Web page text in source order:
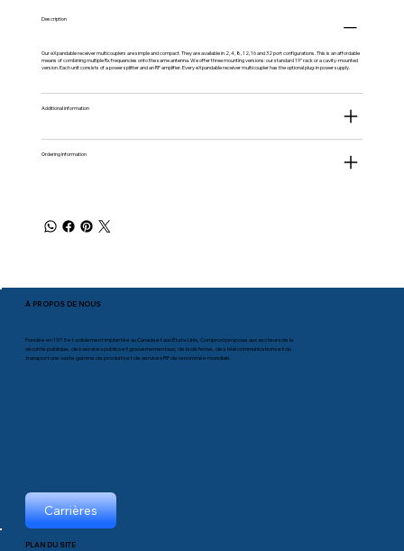
Description
Our eXpandable receiver multicouplers are simple and compact. They are available in 2, 4, 8, 12, 16 and 32 port configurations. This is an affordable
means of combining multiple Rx frequencies onto the same antenna. We offer three mounting versions: our standard 19” rack or a cavity-mounted
version. Each unit consists of a power splitter and an RF amplifier. Every eXpandable receiver multicoupler has the optional plug-in power supply.
Additional information
Ordering Information
À PROPOS DE NOUS
Fondée en 1975 et solidement implantée au Canada et aux États-Unis, Comprod propose aux secteurs de la
sécurité publique, des services publics et gouvernementaux, de la défense, des télécommunications et du
transport une vaste gamme de produits et de services RF de renommée mondiale.
Carrières
PLAN DU SITE